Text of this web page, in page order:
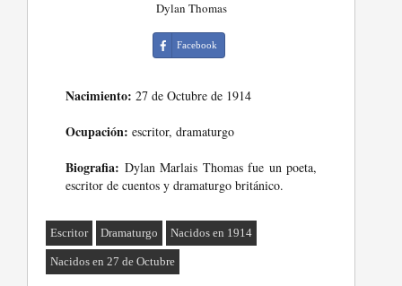
Dylan Thomas
Facebook
Nacimiento: 27 de Octubre de 1914
Ocupación: escritor, dramaturgo
Biografia: Dylan Marlais Thomas fue un poeta,
escritor de cuentos y dramaturgo británico.
Escritor Dramaturgo Nacidos en 1914
Nacidos en 27 de Octubre